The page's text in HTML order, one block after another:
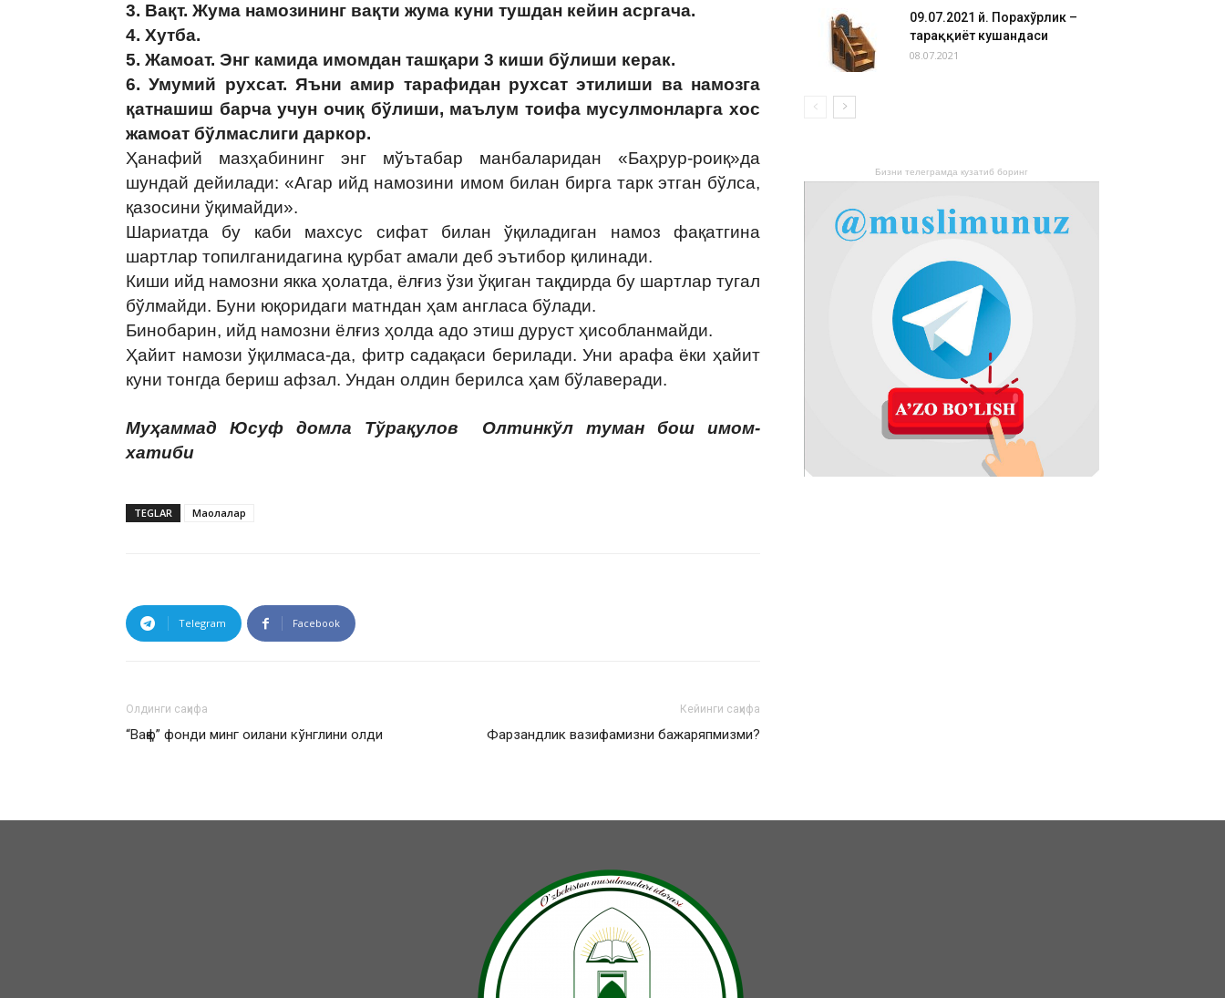
3. Вақт. Жума намозининг вақти жума куни тушдан кейин асргача.
4. Хутба.
5. Жамоат. Энг камида имомдан ташқари 3 киши бўлиши керак.
6. Умумий рухсат. Яъни амир тарафидан рухсат этилиши ва намозга
қатнашиш барча учун очиқ бўлиши, маълум тоифа мусулмонларга хос
жамоат бўлмаслиги даркор.
Ҳанафий мазҳабининг энг мўътабар манбаларидан «Баҳрур-роиқ»да
шундай дейилади: «Aгар ийд намозини имом билан бирга тарк этган бўлса,
қазосини ўқимайди».
Шариатда бу каби махсус сифат билан ўқиладиган намоз фақатгина
шартлар топилганидагина қурбат амали деб эътибор қилинади.
Киши ийд намозни якка ҳолатда, ёлғиз ўзи ўқиган тақдирда бу шартлар тугал
бўлмайди. Буни юқоридаги матндан ҳам англаса бўлади.
Бинобарин, ийд намозни ёлғиз ҳолда адо этиш дуруст ҳисобланмайди.
Ҳайит намози ўқилмаса-да, фитр садақаси берилади. Уни арафа ёки ҳайит
куни тонгда бериш афзал. Ундан олдин берилса ҳам бўлаверади.
Муҳаммад Юсуф домла Тўрақулов Олтинкўл туман бош имом-
хатиби
TEGLAR Мақолалар
Telegram Facebook
Олдинги саҳифа
“Вақф” фонди минг оилани кўнглини олди
Кейинги саҳифа
Фарзандлик вазифамизни бажаряпмизми?
09.07.2021 й. Порахўрлик –
тараққиёт кушандаси
08.07.2021
Бизни телеграмда кузатиб боринг